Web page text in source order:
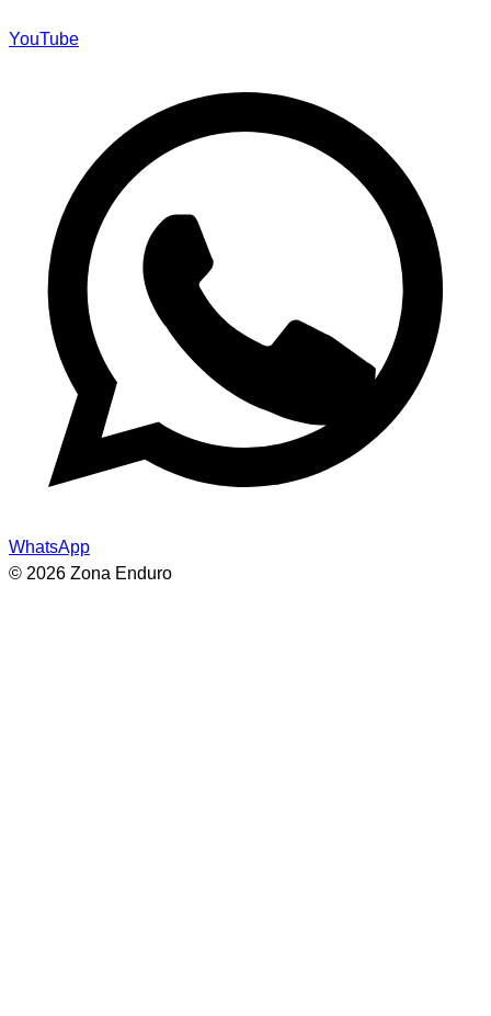
YouTube
WhatsApp
© 2026 Zona Enduro